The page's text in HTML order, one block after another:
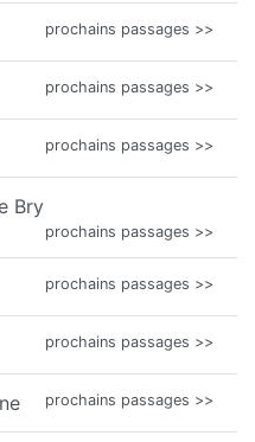
prochains passages >>
prochains passages >>
prochains passages >>
Bry
prochains passages >>
prochains passages >>
prochains passages >>
prochains passages >>